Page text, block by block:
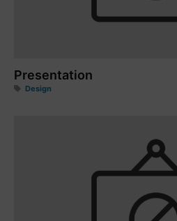
Presentation
Design